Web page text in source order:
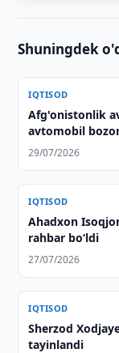
Shuningdek
IQTISOD
Afg'onistonlik
avtomobil
29/07/2026
IQTISOD
Ahadxon
rahbar bo‘ldi
27/07/2026
IQTISOD
Sherzod
tayinlandi